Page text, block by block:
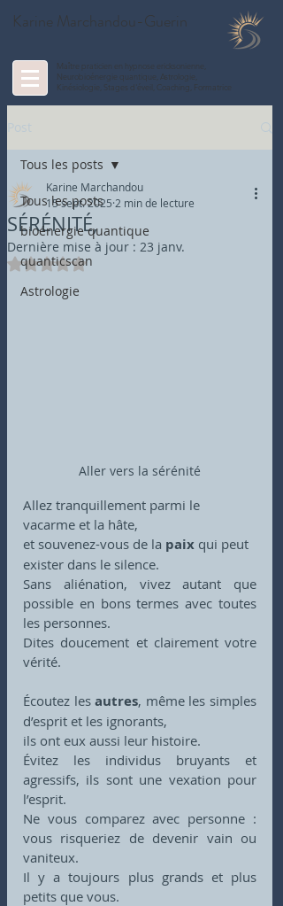
Karine Marchandou-Guerin
Maître praticien en hypnose ericksonienne,
Neurobioénergie quantique, Astrologie,
Kinésiologie, Stages d'éveil, Coaching, Formatrice
Post
Tous les posts
bioénergie quantique
quanticscan
Astrologie
Tous les posts
SÉRÉNITÉ,
Karine Marchandou
15 sept. 2025 2 min de lecture
Dernière mise à jour : 23 janv.
Noté NaN étoiles sur 5.
Aller vers la sérénité
Allez tranquillement parmi le
vacarme et la hâte,
et souvenez-vous de la paix qui peut
exister dans le silence.
Sans aliénation, vivez autant que
possible en bons termes avec toutes
les personnes.
Dites doucement et clairement votre
vérité.
Écoutez les autres, même les simples
d’esprit et les ignorants,
ils ont eux aussi leur histoire.
Évitez les individus bruyants et
agressifs, ils sont une vexation pour
l’esprit.
Ne vous comparez avec personne :
vous risqueriez de devenir vain ou
vaniteux.
Il y a toujours plus grands et plus
petits que vous.